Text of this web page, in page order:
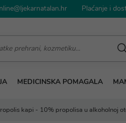
Plaćanje i
MEDICINSKA POMAGALA
kapi - 10% propolisa u alkoholnoj